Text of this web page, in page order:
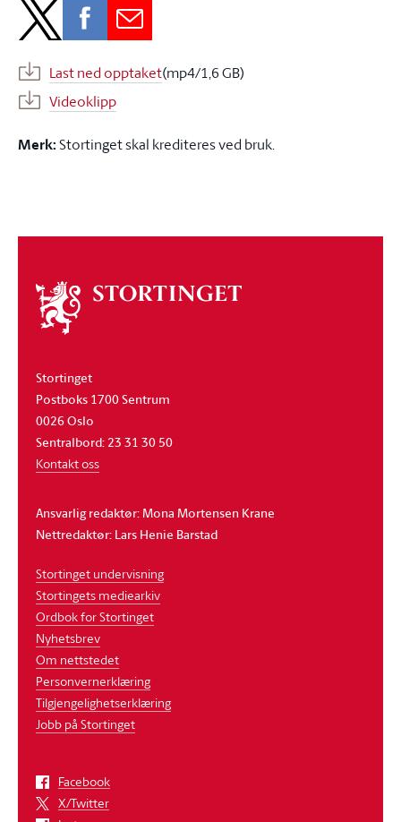
Last ned opptaket(mp4/1,6 GB)
Videoklipp
Merk:Stortinget skal krediteres ved bruk.
Om
stortinget
Stortinget
Postboks 1700 Sentrum
0026 Oslo
Sentralbord: 23 31 30 50
Kontakt oss
Ansvarlig redaktør: Mona Mortensen Krane
Nettredaktør: Lars Henie Barstad
Stortinget undervisning
Stortingets mediearkiv
Ordbok for Stortinget
Nyhetsbrev
Om nettstedet
Personvernerklæring
Tilgjengelighetserklæring
Jobb på Stortinget
Facebook
X/Twitter